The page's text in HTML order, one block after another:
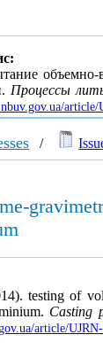
объемно-
Процессы
article/
/
testing of
Casting
article/